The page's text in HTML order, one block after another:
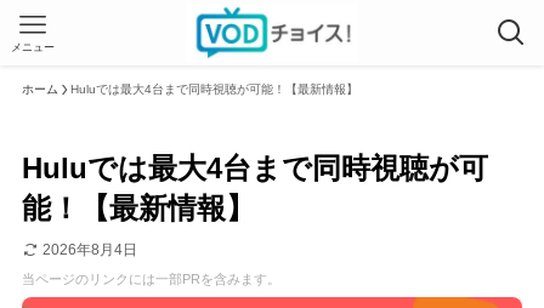
メニュー
ホーム Huluでは最大4台まで同時視聴が可能！【最新情報】
Huluでは最大4台まで同時視聴が可
能！【最新情報】
2026年8月4日
当ページのリンクには一部PRを含みます。